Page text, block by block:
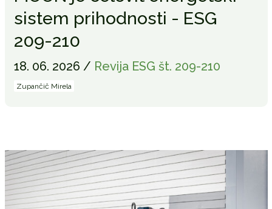
sistem prihodnosti - ESG
209-210
18. 06. 2026 / Revija ESG št. 209-210
Zupančič Mirela